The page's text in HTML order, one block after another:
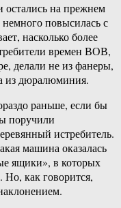
на прежнем
немного повысилась с
насколько более
времен ВОВ,
делали не из фанеры,
из дюралюминия.
раньше, если бы
поручили
истребитель.
машина оказалась
ящики», в которых
как говорится,